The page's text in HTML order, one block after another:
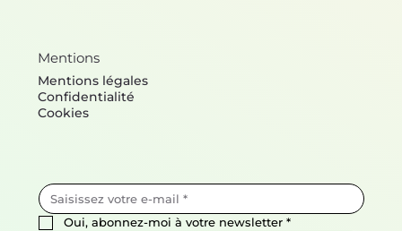
Oui, abonnez-moi à votre newsletter *
Mentions
Mentions légales
Confidentialité
Cookies